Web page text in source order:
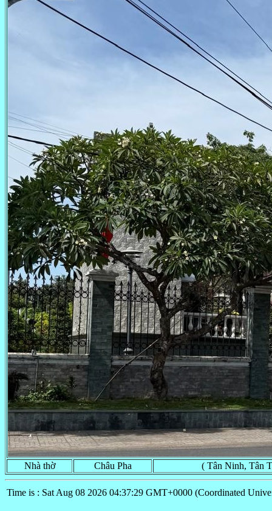
Nhà thờ Châu Pha ( Tân Ninh, Tân
Time is : Sat Aug 08 2026 04:37:29 GMT+0000 (Coordinated